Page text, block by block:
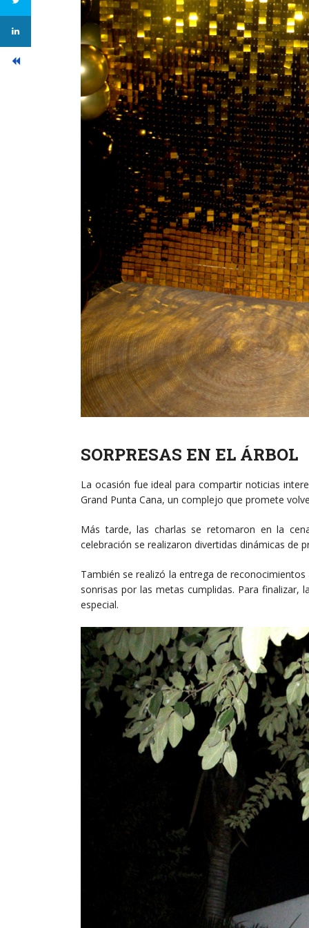
SORPRESAS EN EL ÁRBOL
La ocasión fue ideal para compartir noticias
Grand Punta Cana, un complejo que promete
Más tarde, las charlas se retomaron en la
celebración se realizaron divertidas dinámicas de
También se realizó la entrega de
sonrisas por las metas cumplidas. Para
especial.